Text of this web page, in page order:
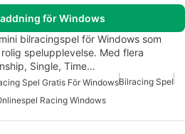
för Windows
bilracingspel för Windows som
spelupplevelse. Med flera
Single, Time…
Spel Gratis För WindowsBilracing Spel
Racing Windows